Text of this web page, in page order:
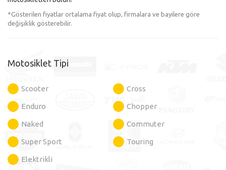
*Gösterilen fiyatlar ortalama fiyat olup, firmalara ve bayilere göre
değişiklik gösterebilir.
Motosiklet Tipi
Scooter Cross
Enduro Chopper
Naked Commuter
Super Sport Touring
Elektrikli